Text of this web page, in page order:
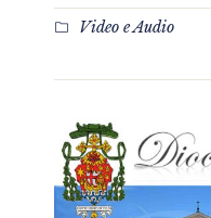
Video e Audio